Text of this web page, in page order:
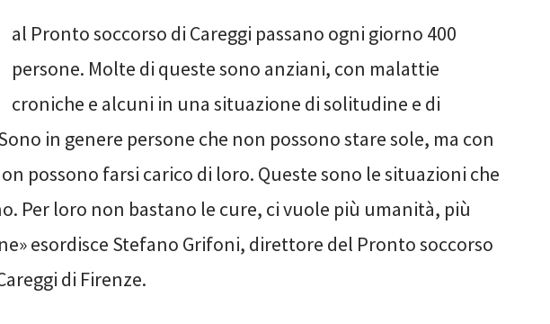
al Pronto soccorso di Careggi passano ogni giorno 400
persone. Molte di queste sono anziani, con malattie
croniche e alcuni in una situazione di solitudine e di
in genere persone che non possono stare sole, ma con
possono farsi carico di loro. Queste sono le situazioni che
Per loro non bastano le cure, ci vuole più umanità, più
esordisce Stefano Grifoni, direttore del Pronto soccorso
di Firenze.